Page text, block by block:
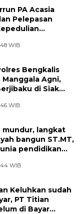
PA Acasia
Pelepasan
WIB
Bengkalis
Manggala Agni,
di Siak
WIB
mundur, langkat
bangun ST.MT,
pendidikan
WIB
Keluhkan sudah
PT Titian
di Bayar